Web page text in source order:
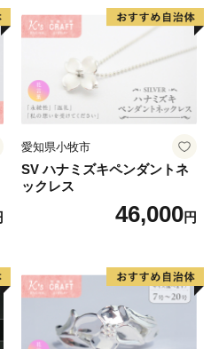
愛知県小牧市
SV ハナミズキペンダントネ
ックレス
46,000円